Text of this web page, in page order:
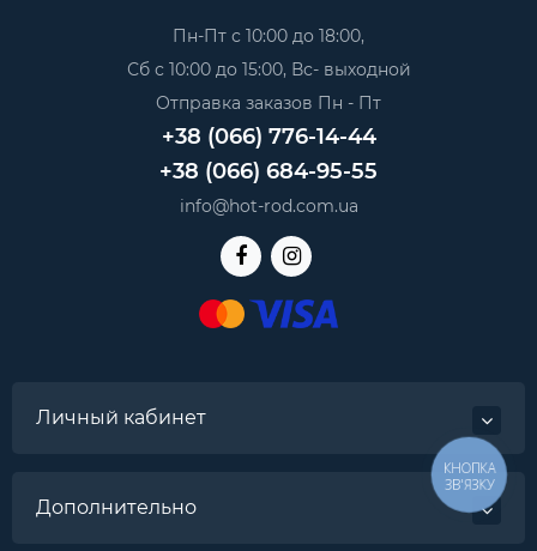
Пн-Пт с 10:00 до 18:00,
Сб с 10:00 до 15:00, Вс- выходной
Отправка заказов Пн - Пт
+38 (066) 776-14-44
+38 (066) 684-95-55
info@hot-rod.com.ua
Личный кабинет
Дополнительно
КНОПКА
ЗВ'ЯЗКУ